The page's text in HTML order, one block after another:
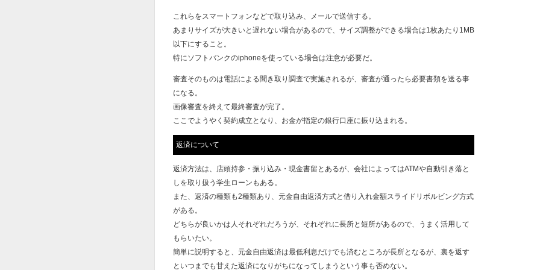
これらをスマートフォンなどで取り込み、メールで送信する。
あまりサイズが大きいと遅れない場合があるので、サイズ調整ができる場合は1枚あたり1MB
以下にすること。
特にソフトバンクのiphoneを使っている場合は注意が必要だ。
審査そのものは電話による聞き取り調査で実施されるが、審査が通ったら必要書類を送る事
になる。
画像審査を終えて最終審査が完了。
ここでようやく契約成立となり、お金が指定の銀行口座に振り込まれる。
返済について
返済方法は、店頭持参・振り込み・現金書留とあるが、会社によってはATMや自動引き落と
しを取り扱う学生ローンもある。
また、返済の種類も2種類あり、元金自由返済方式と借り入れ金額スライドリボルビング方式
がある。
どちらが良いかは人それぞれだろうが、それぞれに長所と短所があるので、うまく活用して
もらいたい。
簡単に説明すると、元金自由返済は最低利息だけでも済むところが長所となるが、裏を返す
といつまでも甘えた返済になりがちになってしまうという事も否めない。